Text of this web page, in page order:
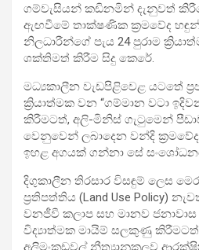
ගම්වැසියන් කඩිනමින් දැනුවත්
ඇඟවීමේ තාක්ෂණික ක්‍රමවේද
නිලධාරීන්ගේ පැය 24 පුරාම
ශක්තිමත් කිරීම සිදු කෙරේ.
මධ්‍යකාලීන වැඩපිළිවෙළ යටතේ
ක්‍රියාත්මක වන “ගම්මාන වටා
කිරීමටත්, අලි-මිනිස් ගැටුමෙන්
වෙනුවෙන් ලබාදෙන වන්දි
ඉහළ අගයක් ගන්නා සේ
දිගුකාලීන තිරසාර විසඳුම් ලෙස
ප්‍රතිපත්තිය (Land Use Policy)
වනජීවී කලාප සහ මානව
විද්‍යාත්මක මායිම් සලකුණු
අලිමංකඩවල් නීත්‍යානුකූලව